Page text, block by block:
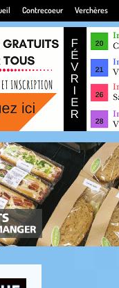
Contrecoeur Verchères